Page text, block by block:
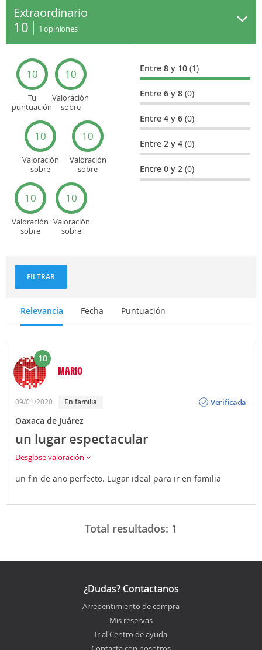
Extraordinario
10 1 opiniones
10
Tu
puntuación
10
Valoración
sobre
10
Valoración
sobre
10
Valoración
sobre
turísticos
10
Valoración
sobre
10
Valoración
sobre
Entre 8 y 10(1)
Entre 6 y 8(0)
Entre 4 y 6(0)
Entre 2 y 4(0)
Entre 0 y 2(0)
FILTRAR
Relevancia Fecha Puntuación
10
MARIO
09/01/2020 En familia
Verificada
Oaxaca de Juárez
un lugar espectacular
Desglose valoración
un fin de año perfecto. Lugar ideal para ir en familia
Total resultados: 1
¿Dudas? Contactanos
Arrepentimiento de compra
Mis reservas
Ir al Centro de ayuda